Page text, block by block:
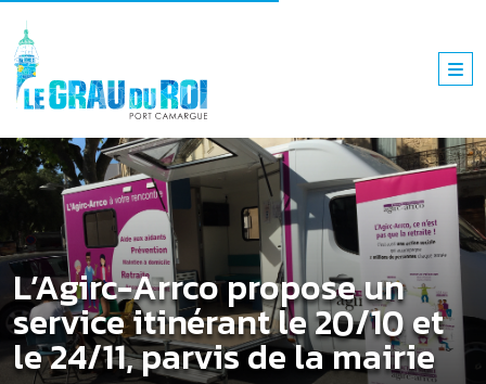
L’Agirc-Arrco propose un
service itinérant le 20/10 et
le 24/11, parvis de la mairie